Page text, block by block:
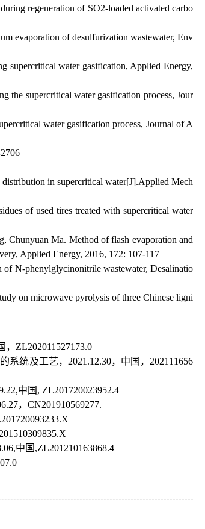
regeneration of SO2-loaded activated carbo
evaporation of desulfurization wastewater, Env
supercritical water gasification, Applied Energy,
the supercritical water gasification process, Jour
water gasification process, Journal of A
distribution in supercritical water[J].Applied Mech
of used tires treated with supercritical water
Chunyuan Ma. Method of flash evaporation and
Applied Energy, 2016, 172: 107-117
of N-phenylglycinonitrile wastewater, Desalinatio
on microwave pyrolysis of three Chinese ligni
， ZL202011527173.0
系统及工艺， 2021.12.30，中国，202111656
中国 , ZL201720023952.4
， CN201910569277.
中国 ,ZL201210163868.4